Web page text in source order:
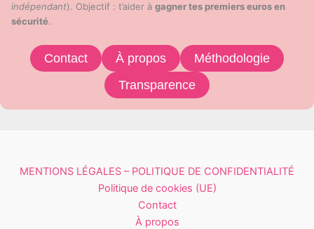
indépendant). Objectif : t’aider à gagner tes premiers euros en
sécurité.
Contact À propos
Méthodologie
Transparence
MENTIONS LÉGALES – POLITIQUE DE CONFIDENTIALITÉ
Politique de cookies (UE)
Contact
À propos